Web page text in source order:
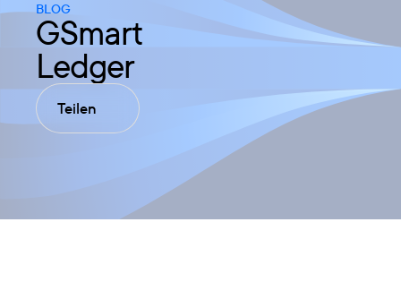
BLOG
GSmart
Ledger
Teilen